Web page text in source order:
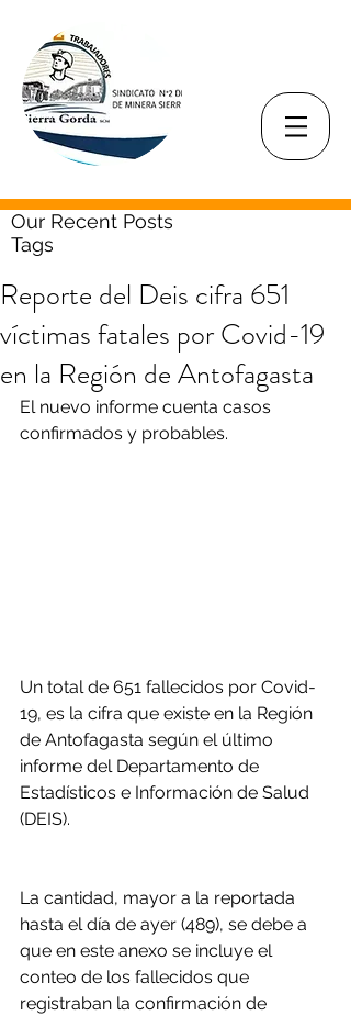
Our Recent Posts
Tags
Reporte del Deis cifra 651
víctimas fatales por Covid-19
en la Región de Antofagasta
El nuevo informe cuenta casos
confirmados y probables.
Un total de 651 fallecidos por Covid-
19, es la cifra que existe en la Región
de Antofagasta según el último
informe del Departamento de
Estadísticos e Información de Salud
(DEIS).
La cantidad, mayor a la reportada
hasta el día de ayer (489), se debe a
que en este anexo se incluye el
conteo de los fallecidos que
registraban la confirmación de